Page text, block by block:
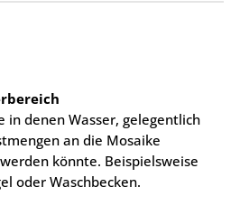
in denen Wasser, gelegentlich
an die Mosaike
könnte. Beispielsweise
oder Waschbecken.